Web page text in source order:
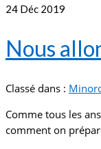
24 Déc 2019
Nous
Classé dans :
Comme tous les
comment on